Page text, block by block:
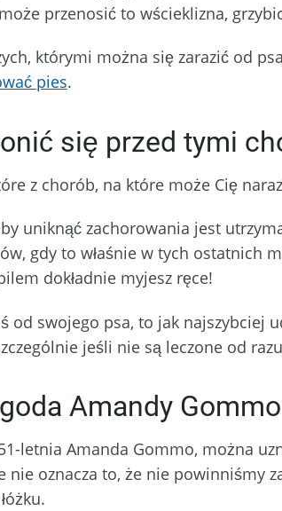
przenosić to wścieklizna,
którymi można się zarazić od
pies.
się przed tymi
z chorób, na które może Cię
uniknąć zachorowania jest
gdy to właśnie w tych ostatnich
dokładnie myjesz ręce!
od swojego psa, to jak
jeśli nie są leczone od
Amandy Gommo
letnia Amanda Gommo, można
nie oznacza to, że nie powinniśmy